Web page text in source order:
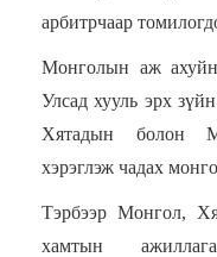
арбитрчаар
Монголын аж
Улсад хууль эрх
Хятадын болон
хэрэглэж чадах
ТэрбээрМонгол,
хамтын